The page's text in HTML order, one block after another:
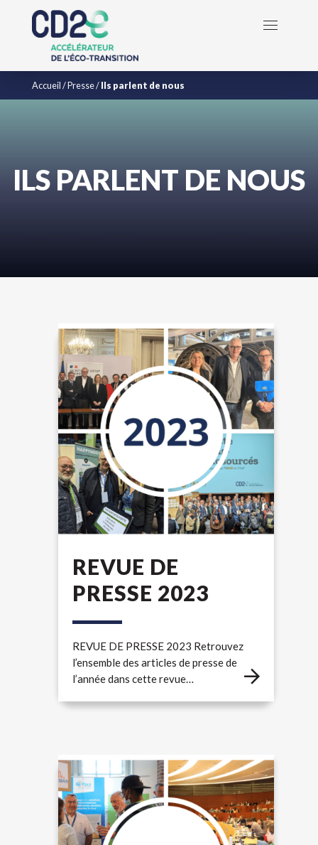
Accueil/Presse/Ils parlent de nous
ILS PARLENT DE NOUS
REVUE DE
PRESSE 2023
REVUE DE PRESSE 2023 Retrouvez
l’ensemble des articles de presse de
l’année dans cette revue…